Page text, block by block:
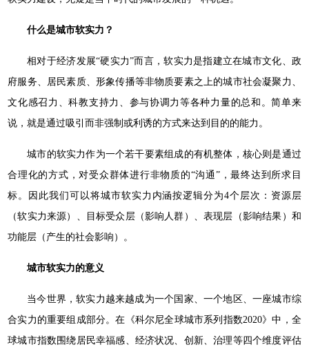
什么是城市软实力？
相对于经济发展“硬实力”而言，软实力是指建立在城市文化、政
府服务、居民素质、形象传播等非物质要素之上的城市社会凝聚力、
文化感召力、科教支持力、参与协调力等各种力量的总和。简单来
说，就是通过吸引而非强制或利诱的方式来达到目的的能力。
城市的软实力作为一个若干要素组成的有机整体，核心则是通过
合理化的方式，对受众群体进行非物质的“沟通”，最终达到所求目
标。因此我们可以将城市软实力内涵按逻辑分为4个层次：资源层
（软实力来源）、目标受众层（影响人群）、表现层（影响结果）和
功能层（产生的社会影响）。
城市软实力的意义
当今世界，软实力越来越成为一个国家、一个地区、一座城市综
合实力的重要组成部分。在《科尔尼全球城市系列指数2020》中，全
球城市指数围绕居民幸福感、经济状况、创新、治理等四个维度评估